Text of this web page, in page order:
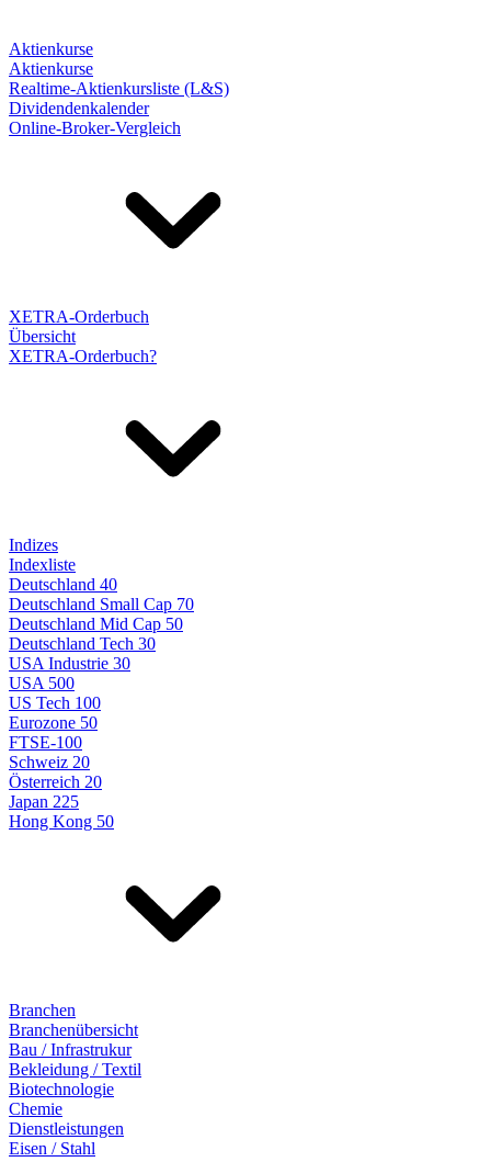
Aktienkurse
Aktienkurse
Realtime-Aktienkursliste (L&S)
Dividendenkalender
Online-Broker-Vergleich
XETRA-Orderbuch
Übersicht
XETRA-Orderbuch?
Indizes
Indexliste
Deutschland 40
Deutschland Small Cap 70
Deutschland Mid Cap 50
Deutschland Tech 30
USA Industrie 30
USA 500
US Tech 100
Eurozone 50
FTSE-100
Schweiz 20
Österreich 20
Japan 225
Hong Kong 50
Branchen
Branchenübersicht
Bau / Infrastrukur
Bekleidung / Textil
Biotechnologie
Chemie
Dienstleistungen
Eisen / Stahl